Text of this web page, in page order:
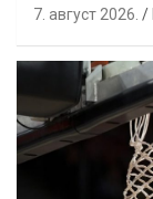
7. август 2026.